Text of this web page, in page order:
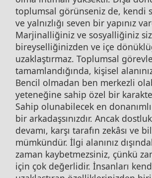
toplumsal görünseniz de, kendi
ve yalnızlığı seven bir yapınız
Marjinalliğiniz ve sosyalliğiniz
bireyselliğinizden ve içe
uzaklaştırmaz. Toplumsal
tamamlandığında, kişisel
Bencil olmadan ben merkezli
yeteneğine sahip özel bir
Sahip olunabilecek en
bir arkadaşsınızdır. Ancak
devamı, karşı tarafın zekâsı ve
mümkündür. İlgi alanınız
zaman kaybetmezsiniz, çünkü
için çok değerlidir. İnsanları